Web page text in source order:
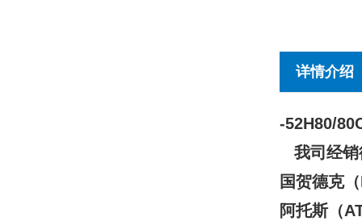
详情介绍
-52H80/
我司经销
国贺德克
阿托斯（